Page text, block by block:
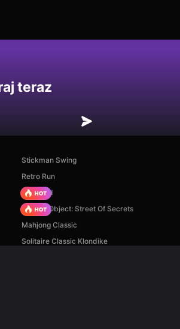
teraz
Stickman Swing
Retro Run
TB World
Hidden Object: Street Of Secrets
Mahjong Classic
Solitaire Classic Klondike